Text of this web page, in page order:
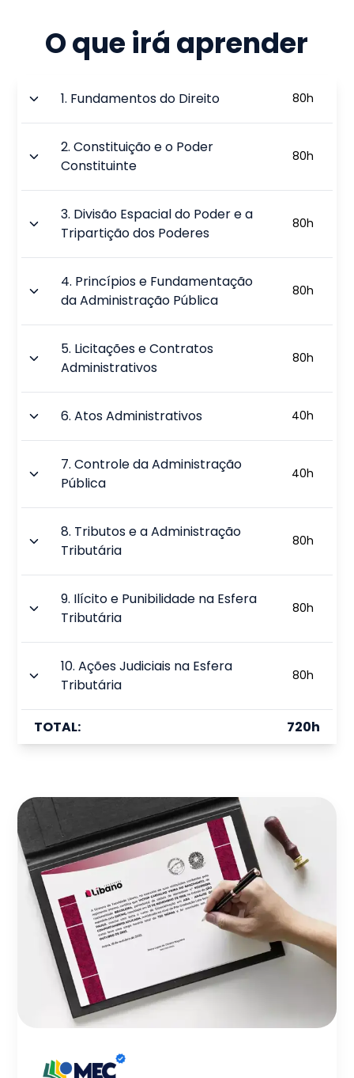
O que irá aprender
1. Fundamentos do Direito 80h
2.Constituição e o Poder
Constituinte
80h
3. Divisão Espacial do Poder e a
Tripartição dos Poderes
80h
4. Princípios e Fundamentação
da Administração Pública
80h
5. Licitações e Contratos
Administrativos
80h
6.Atos Administrativos 40h
7.Controle da Administração
Pública
40h
8. Tributos e a Administração
Tributária
80h
9. Ilícito e Punibilidade na Esfera
Tributária
80h
10.Ações Judiciais na Esfera
Tributária
80h
TOTAL: 720h